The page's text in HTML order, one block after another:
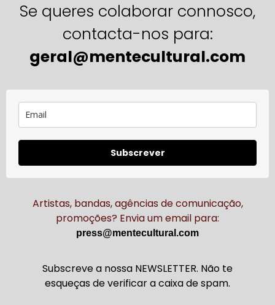
Se queres colaborar connosco,
contacta-nos para:
geral@mentecultural.com
Subscrever
Artistas, bandas, agências de comunicação,
promoções? Envia um email para:
press@mentecultural.com
Subscreve a nossa NEWSLETTER. Não te
esqueças de verificar a caixa de spam.